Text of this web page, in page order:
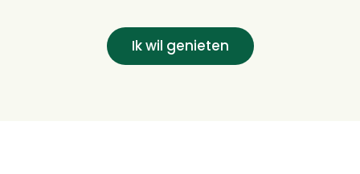
Ik wil genieten